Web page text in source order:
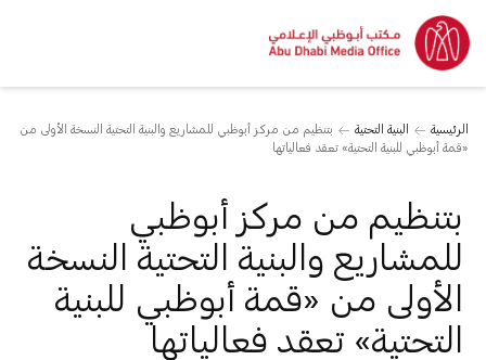
الرئيسية البنية التحتية
بتنظيم من مركز أبوظبي للمشاريع والبنية التحتية النسخة الأولى من
«قمة أبوظبي للبنية التحتية» تعقد فعالياتها
بتنظيم من مركز أبوظبي
للمشاريع والبنية التحتية النسخة
الأولى من «قمة أبوظبي للبنية
التحتية» تعقد فعالياتها